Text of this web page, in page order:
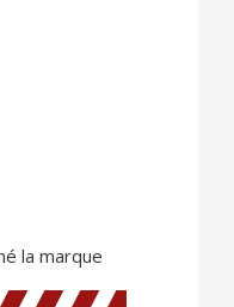
la marque